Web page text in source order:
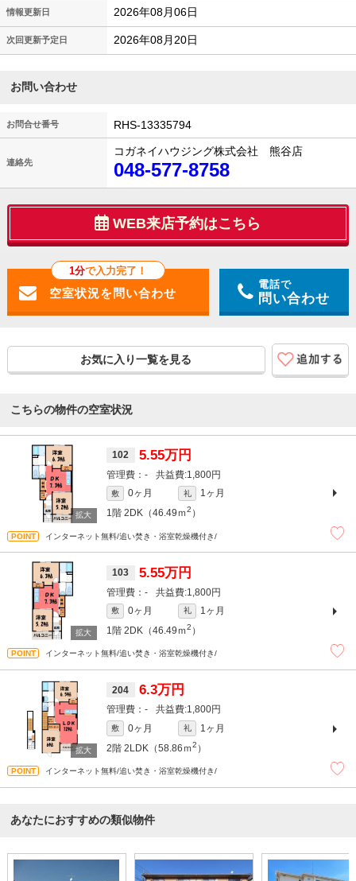
情報更新日 2026年08月06日
次回更新予定日 2026年08月20日
お問い合わせ
お問合せ番号 RHS-13335794
連絡先
コガネイハウジング株式会社 熊谷店
048-577-8758
WEB来店予約はこちら
1分で入力完了！
電話で
問い合わせ
お気に入り一覧を見る
こちらの物件の空室状況
102 5.55万円
- 1,800円
敷 0ヶ月 礼
1ヶ月
1階 2DK（46.49ｍ2 ）
インターネット無料/追い焚き・浴室乾燥機付き/
103 5.55万円
- 1,800円
敷 0ヶ月 礼
1ヶ月
1階 2DK（46.49ｍ2 ）
インターネット無料/追い焚き・浴室乾燥機付き/
204 6.3万円
- 1,800円
敷 0ヶ月 礼
1ヶ月
2階 2LDK（58.86ｍ2 ）
インターネット無料/追い焚き・浴室乾燥機付き/
あなたにおすすめの類似物件